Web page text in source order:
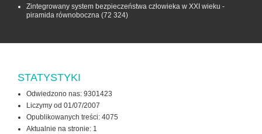
Zintegrowany system bezpieczeństwa człowieka w XXI wieku -
piramida równoboczna (72 324)
STATYSTYKI
Odwiedzono nas: 9301423
Liczymy od 01/07/2007
Opublikowanych treści: 4075
Aktualnie na stronie: 1